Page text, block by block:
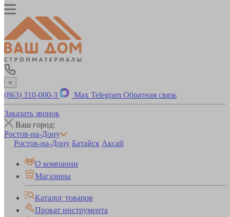
×
(863) 310-000-3 Max Telegram Обратная связь
Заказать звонок
Ваш город:
Ростов-на-Дону
Ростов-на-Дону Батайск Аксай
О компании
Магазины
Каталог товаров
Прокат инструмента